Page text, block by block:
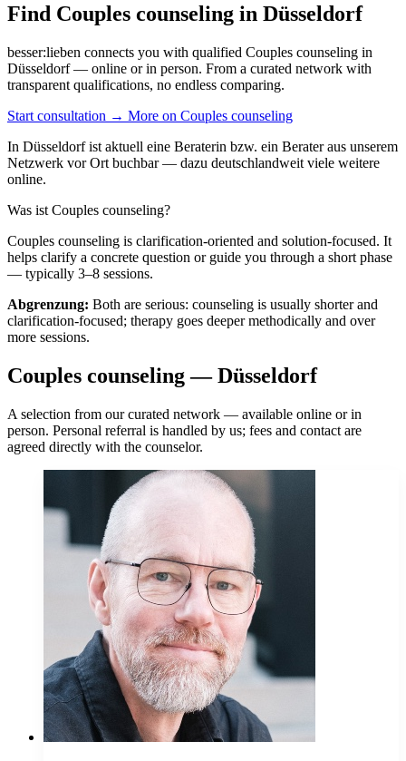
Find Couples counseling in Düsseldorf
besser:lieben connects you with qualified Couples counseling in
Düsseldorf — online or in person. From a curated network with
transparent qualifications, no endless comparing.
Start consultation → More on Couples counseling
In Düsseldorf ist aktuell eine Beraterin bzw. ein Berater aus unserem
Netzwerk vor Ort buchbar — dazu deutschlandweit viele weitere
online.
Was ist Couples counseling?
Couples counseling is clarification-oriented and solution-focused. It
helps clarify a concrete question or guide you through a short phase
— typically 3–8 sessions.
Abgrenzung: Both are serious: counseling is usually shorter and
clarification-focused; therapy goes deeper methodically and over
more sessions.
Couples counseling — Düsseldorf
A selection from our curated network — available online or in
person. Personal referral is handled by us; fees and contact are
agreed directly with the counselor.